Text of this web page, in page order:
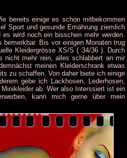
bereits einige es schon mitbekommen
Sport und gesunde Ernährung ziemlich
wird noch ein bisschen mehr werden.
Bis vor einigen Monaten trug
Kleidergrösse XS/S ( 34/36 ). Durch
nicht mehr rein, alles schlabbert an mir
meinen Kleiderschrank etwas
zu schaffen. Von daher biete ich einige
gebe ich Lackhosen, Lederhosen,
ab. Wer also Interssiert ist ein
kann mich gerne über mein